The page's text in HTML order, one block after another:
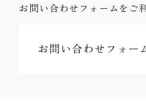
お問い合わせフォームをご
お問い合わせフォー